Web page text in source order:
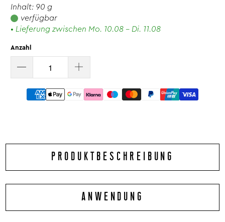
Inhalt: 90 g
verfügbar
• Lieferung zwischen Mo. 10.08 - Di. 11.08
Anzahl
PRODUKTBESCHREIBUNG
Sie wollen arabische Rezepte entdecken und arabische
ANWENDUNG